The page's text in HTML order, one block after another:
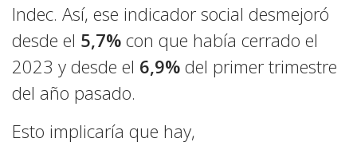
Indec. Así, ese indicador social desmejoró
desde el 5,7% con que había cerrado el
2023 y desde el 6,9% del primer trimestre
del año pasado.
Esto implicaría que hay,